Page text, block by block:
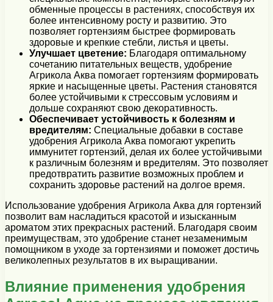
обменные процессы в растениях, способствуя их
более интенсивному росту и развитию. Это
позволяет гортензиям быстрее формировать
здоровые и крепкие стебли, листья и цветы.
Улучшает цветение: Благодаря оптимальному
сочетанию питательных веществ, удобрение
Агрикола Аква помогает гортензиям формировать
яркие и насыщенные цветы. Растения становятся
более устойчивыми к стрессовым условиям и
дольше сохраняют свою декоративность.
Обеспечивает устойчивость к болезням и
вредителям: Специальные добавки в составе
удобрения Агрикола Аква помогают укрепить
иммунитет гортензий, делая их более устойчивыми
к различным болезням и вредителям. Это позволяет
предотвратить развитие возможных проблем и
сохранить здоровье растений на долгое время.
Использование удобрения Агрикола Аква для гортензий
позволит вам насладиться красотой и изысканным
ароматом этих прекрасных растений. Благодаря своим
преимуществам, это удобрение станет незаменимым
помощником в уходе за гортензиями и поможет достичь
великолепных результатов в их выращивании.
Влияние применения удобрения